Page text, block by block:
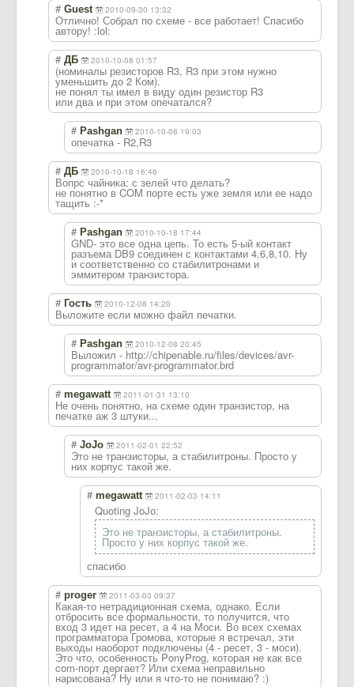
# Guest 2010-09-30 13:32
Отлично! Собрал по схеме - все работает! Спасибо
автору! :lol:
# ДБ 2010-10-08 01:57
(номиналы резисторов R3, R3 при этом нужно
уменьшить до 2 Ком).
не понял ты имел в виду один резистор R3
или два и при этом опечатался?
# Pashgan 2010-10-08 19:03
опечатка - R2,R3
# ДБ 2010-10-18 16:46
Вопрс чайника: с зелей что делать?
не понятно в COM порте есть уже земля или ее надо
тащить :-*
# Pashgan 2010-10-18 17:44
GND- это все одна цепь. То есть 5-ый контакт
разъема DB9 соединен с контактами 4,6,8,10. Ну
и соответственно со стабилитронами и
эммитером транзистора.
# Гость 2010-12-08 14:20
Выложите если можно файл печатки.
# Pashgan 2010-12-08 20:45
Выложил - http://chipenable.ru/files/devices/avr-
programmator/avr-programmator.brd
# megawatt 2011-01-31 13:10
Не очень понятно, на схеме один транзистор, на
печатке аж 3 штуки...
# JoJo 2011-02-01 22:52
Это не транзисторы, а стабилитроны. Просто у
них корпус такой же.
# megawatt 2011-02-03 14:11
Quoting JoJo:
Это не транзисторы, а стабилитроны.
Просто у них корпус такой же.
спасибо
# proger 2011-03-03 09:37
Какая-то нетрадиционная схема, однако. Если
отбросить все формальности, то получится, что
вход 3 идет на ресет, а 4 на Моси. Во всех схемах
программатора Громова, которые я встречал, эти
выходы наоборот подключены (4 - ресет, 3 - моси).
Это что, особенность PonyProg, которая не как все
com-порт дергает? Или схема неправильно
нарисована? Ну или я что-то не понимаю? :)